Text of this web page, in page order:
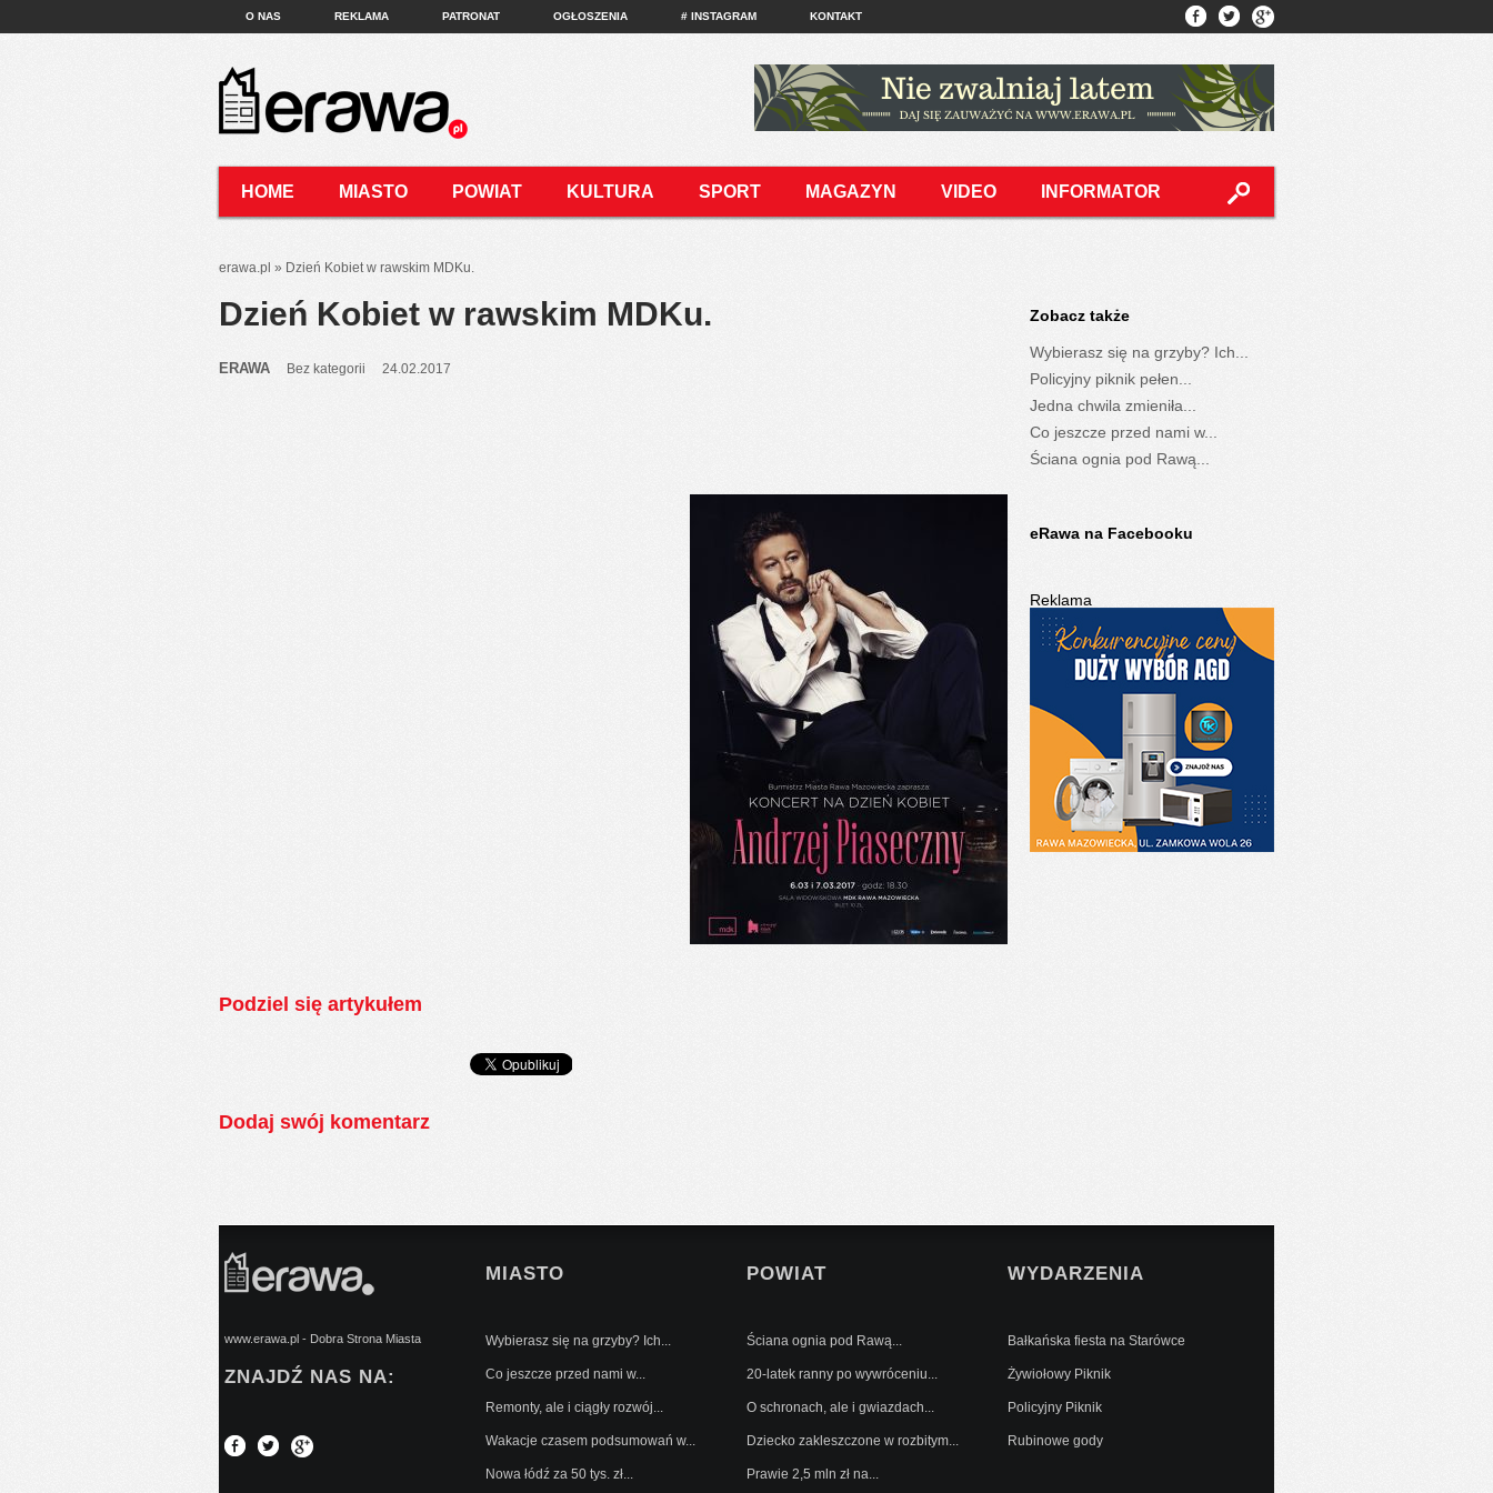
O NAS REKLAMA PATRONAT OGŁOSZENIA # INSTAGRAM KONTAKT
HOME MIASTO POWIAT KULTURA SPORT MAGAZYN VIDEO INFORMATOR
erawa.pl » Dzień Kobiet w rawskim MDKu.
Dzień Kobiet w rawskim MDKu.
ERAWA Bez kategorii 24.02.2017
Podziel się artykułem
Dodaj swój komentarz
Zobacz także
Wybierasz się na grzyby? Ich...
Policyjny piknik pełen...
Jedna chwila zmieniła...
Co jeszcze przed nami w...
Ściana ognia pod Rawą...
eRawa na Facebooku
Reklama
www.erawa.pl - Dobra Strona Miasta
ZNAJDŹ NAS NA:
MIASTO
Wybierasz się na grzyby? Ich...
Co jeszcze przed nami w...
Remonty, ale i ciągły rozwój...
Wakacje czasem podsumowań w...
Nowa łódź za 50 tys. zł...
POWIAT
Ściana ognia pod Rawą...
20-latek ranny po wywróceniu...
O schronach, ale i gwiazdach...
Dziecko zakleszczone w rozbitym...
Prawie 2,5 mln zł na...
WYDARZENIA
Bałkańska fiesta na Starówce
Żywiołowy Piknik
Policyjny Piknik
Rubinowe gody